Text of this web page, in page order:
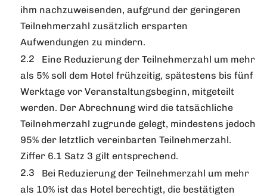
ihm nachzuweisenden, aufgrund der geringeren
Teilnehmerzahl zusätzlich ersparten
Aufwendungen zu mindern.
Eine Reduzierung der Teilnehmerzahl um mehr
als 5% soll dem Hotel frühzeitig, spätestens bis fünf
Werktage vor Veranstaltungsbeginn, mitgeteilt
werden. Der Abrechnung wird die tatsächliche
Teilnehmerzahl zugrunde gelegt, mindestens jedoch
95% der letztlich vereinbarten Teilnehmerzahl.
Ziffer 6.1 Satz 3 gilt entsprechend.
Bei Reduzierung der Teilnehmerzahl um mehr
als 10% ist das Hotel berechtigt, die bestätigten